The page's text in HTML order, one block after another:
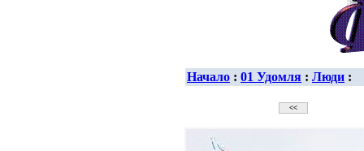
Начало : 01 Удомля : Люди :